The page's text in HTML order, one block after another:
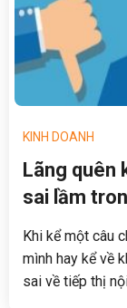
KINH DOANH
Lãng quên
sai lầm
Khi kể một câu
mình hay kể về
sai về tiếp thị